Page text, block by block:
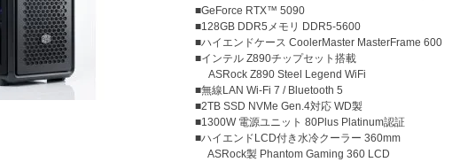
■GeForce RTX™ 5090
■128GB DDR5メモリ DDR5-5600
■ハイエンドケース CoolerMaster MasterFrame 600
■インテル Z890チップセット搭載
ASRock Z890 Steel Legend WiFi
■無線LAN Wi-Fi 7 / Bluetooth 5
■2TB SSD NVMe Gen.4対応 WD製
■1300W 電源ユニット 80Plus Platinum認証
■ハイエンドLCD付き水冷クーラー 360mm
ASRock製 Phantom Gaming 360 LCD